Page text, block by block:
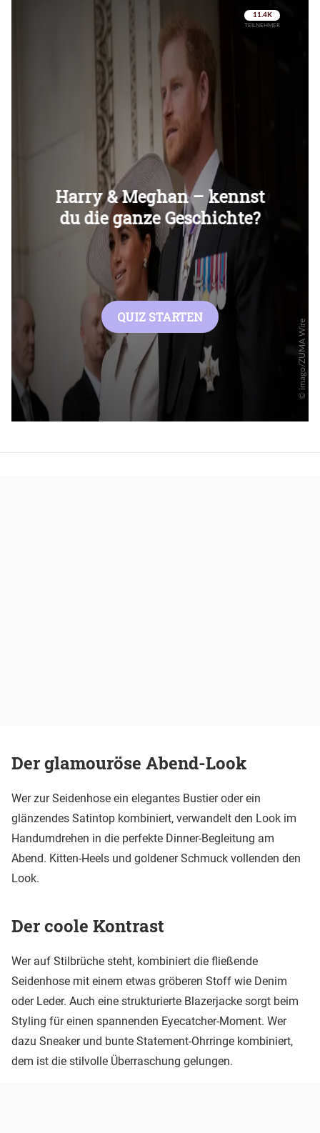
Überspringen
Der glamouröse Abend-Look
Wer zur Seidenhose ein elegantes Bustier oder ein
glänzendes Satintop kombiniert, verwandelt den Look im
Handumdrehen in die perfekte Dinner-Begleitung am
Abend. Kitten-Heels und goldener Schmuck vollenden den
Look.
Der coole Kontrast
Wer auf Stilbrüche steht, kombiniert die fließende
Seidenhose mit einem etwas gröberen Stoff wie Denim
oder Leder. Auch eine strukturierte Blazerjacke sorgt beim
Styling für einen spannenden Eyecatcher-Moment. Wer
dazu Sneaker und bunte Statement-Ohrringe kombiniert,
dem ist die stilvolle Überraschung gelungen.